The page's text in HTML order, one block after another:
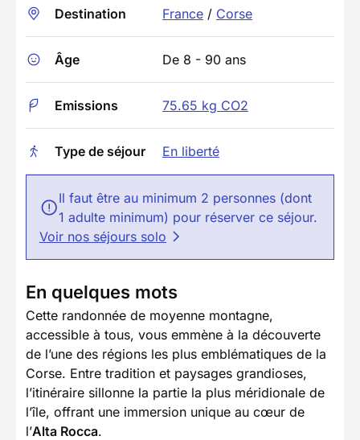
Destination France / Corse
Âge De 8 - 90 ans
Emissions 75.65 kg CO2
Type de séjour En liberté
Il faut être au minimum 2 personnes (dont
1 adulte minimum) pour réserver ce séjour.
Voir nos séjours solo
En quelques mots
Cette randonnée de moyenne montagne,
accessible à tous, vous emmène à la découverte
de l’une des régions les plus emblématiques de la
Corse. Entre tradition et paysages grandioses,
l’itinéraire sillonne la partie la plus méridionale de
l’île, offrant une immersion unique au cœur de
l’Alta Rocca.